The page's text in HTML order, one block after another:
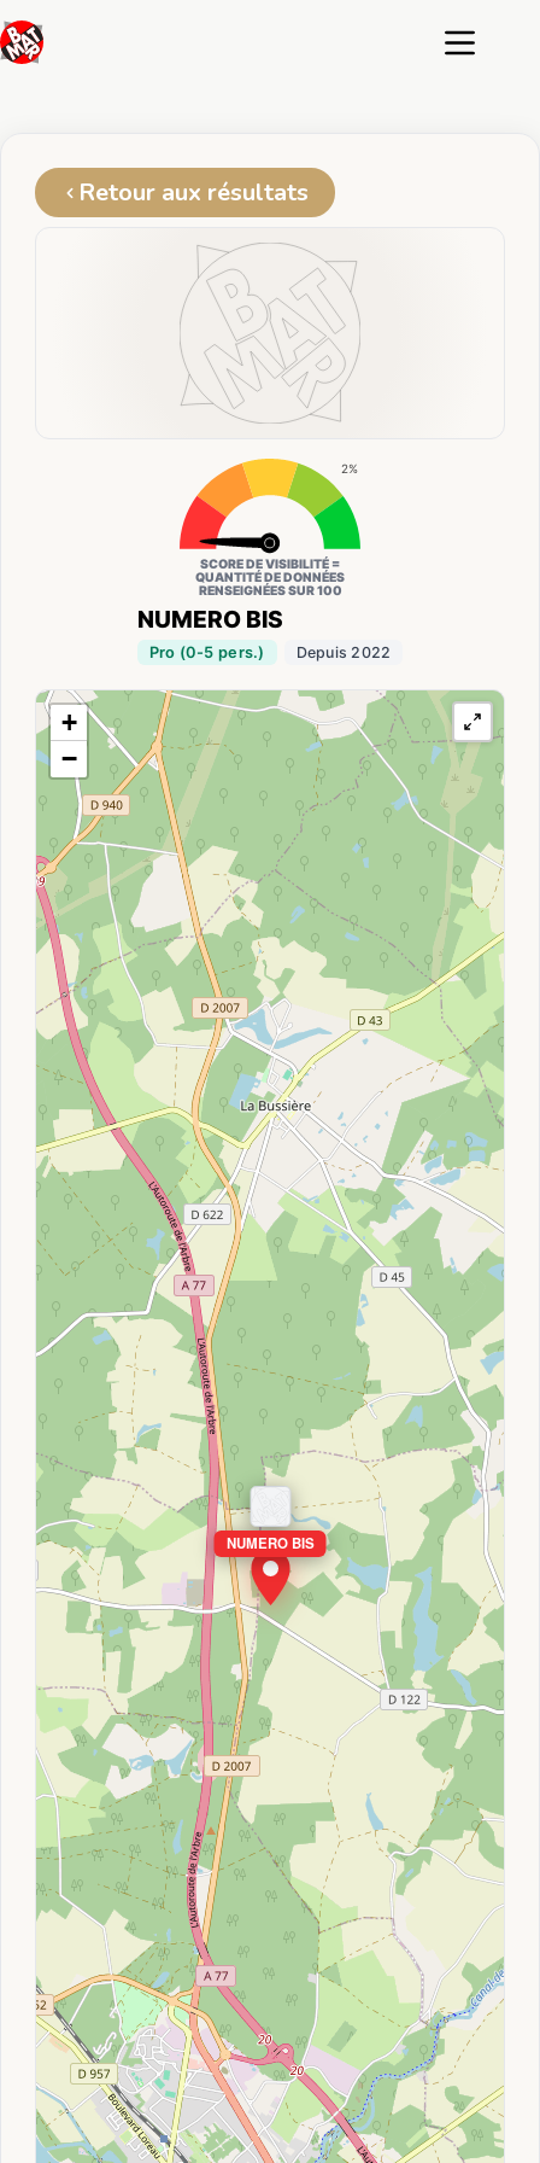
au
contenu
Retour aux résultats
NUMERO BIS
Pro (0-5 pers.) Depuis 2022
2%
SCORE DE VISIBILITÉ =
QUANTITÉ DE DONNÉES
RENSEIGNÉES SUR 100
NUMERO BIS
+
−